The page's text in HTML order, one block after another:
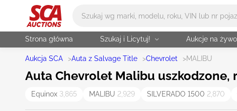
Strona główna Szukaj i Licytuj! Aukcje na żywo
Aukcja SCA >Auta z Salvage Title >Chevrolet >MALIBU
Auta Chevrolet Malibu uszkodzone,
Equinox 3,865 MALIBU 2,929 SILVERADO 1500 2,870